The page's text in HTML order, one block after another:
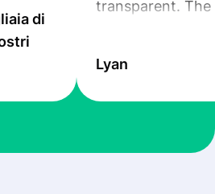
di
transparent. The
the exchange
at Profee is very
Lyan